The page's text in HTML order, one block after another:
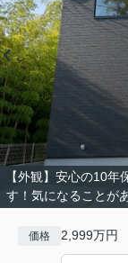
【外観】安心の10
す！気になることが
価格 2,999万円